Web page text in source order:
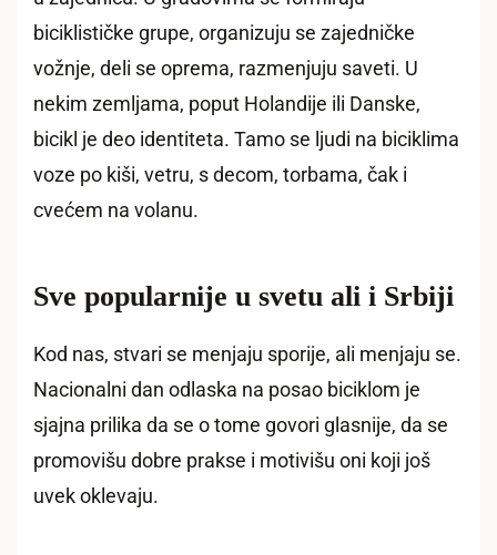
biciklističke grupe, organizuju se zajedničke
vožnje, deli se oprema, razmenjuju saveti. U
nekim zemljama, poput Holandije ili Danske,
bicikl je deo identiteta. Tamo se ljudi na biciklima
voze po kiši, vetru, s decom, torbama, čak i
cvećem na volanu.
Sve popularnije u svetu ali i Srbiji
Kod nas, stvari se menjaju sporije, ali menjaju se.
Nacionalni dan odlaska na posao biciklom je
sjajna prilika da se o tome govori glasnije, da se
promovišu dobre prakse i motivišu oni koji još
uvek oklevaju.